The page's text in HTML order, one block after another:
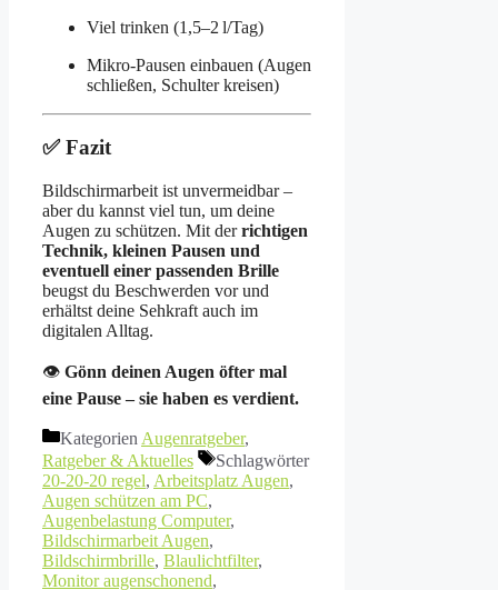
Viel trinken (1,5–2 l/Tag)
Mikro-Pausen einbauen (Augen
schließen, Schulter kreisen)
✅ Fazit
Bildschirmarbeit ist unvermeidbar –
aber du kannst viel tun, um deine
Augen zu schützen. Mit derrichtigen
Technik, kleinen Pausen und
eventuell einer passenden Brille
beugst du Beschwerden vor und
erhältst deine Sehkraft auch im
digitalen Alltag.
👁 Gönn deinen Augen öfter mal
eine Pause – sie haben es verdient.
Kategorien Augenratgeber,
Ratgeber & Aktuelles
Schlagwörter
20-20-20 regel, Arbeitsplatz Augen,
Augen schützen am PC,
Augenbelastung Computer,
Bildschirmarbeit Augen,
Bildschirmbrille, Blaulichtfilter,
Monitor augenschonend,